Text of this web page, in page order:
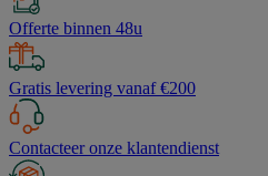
Offerte binnen 48u
Gratis levering vanaf €200
Contacteer onze klantendienst